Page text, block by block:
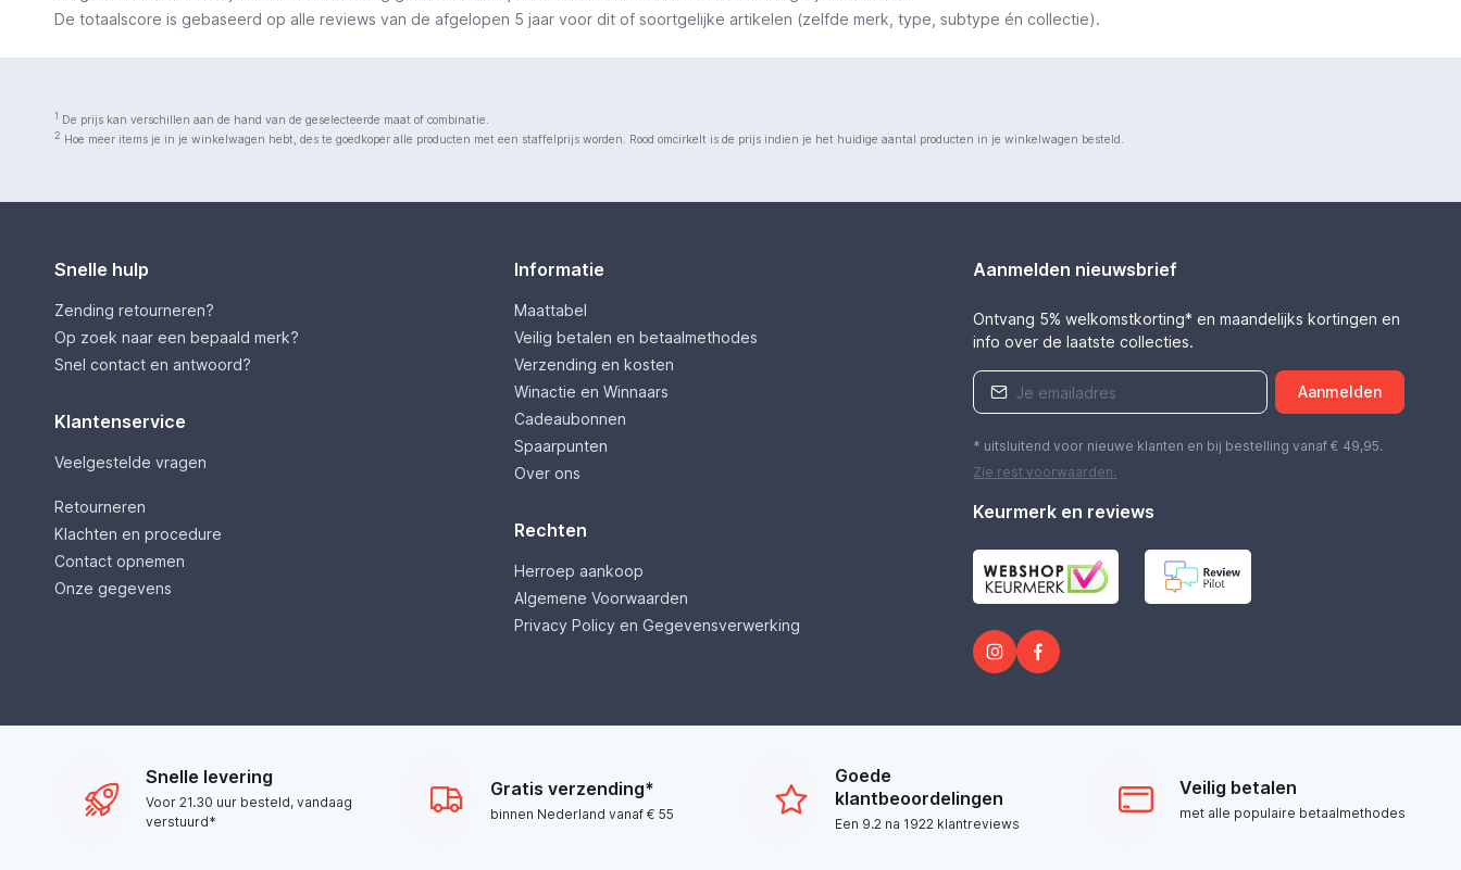
De totaalscore is gebaseerd op alle reviews van de afgelopen 5 jaar voor dit of soortgelijke artikelen (zelfde merk, type, subtype én collectie).
1 De prijs kan verschillen aan de hand van de geselecteerde maat of combinatie.
2 Hoe meer items je in je winkelwagen hebt, des te goedkoper alle producten met een staffelprijs worden. Rood omcirkelt is de prijs indien je het huidige aantal producten in je winkelwagen besteld.
Snelle hulp
Zending retourneren?
Op zoek naar een bepaald merk?
Snel contact en antwoord?
Klantenservice
Veelgestelde vragen
Retourneren
Klachten en procedure
Contact opnemen
Onze gegevens
Informatie
Maattabel
Veilig betalen en betaalmethodes
Verzending en kosten
Winactie en Winnaars
Cadeaubonnen
Spaarpunten
Over ons
Rechten
Herroep aankoop
Algemene Voorwaarden
Privacy Policy en Gegevensverwerking
Aanmelden nieuwsbrief
Ontvang 5% welkomstkorting* en maandelijks kortingen en
info over de laatste collecties.
Aanmelden
* uitsluitend voor nieuwe klanten en bij bestelling vanaf € 49,95.
Zie rest voorwaarden.
Keurmerk en reviews
Snelle levering
Voor 21.30 uur besteld, vandaag
verstuurd*
Gratis verzending*
binnen Nederland vanaf € 55
Goede
klantbeoordelingen
Een 9.2 na 1922 klantreviews
Veilig betalen
met alle populaire betaalmethodes